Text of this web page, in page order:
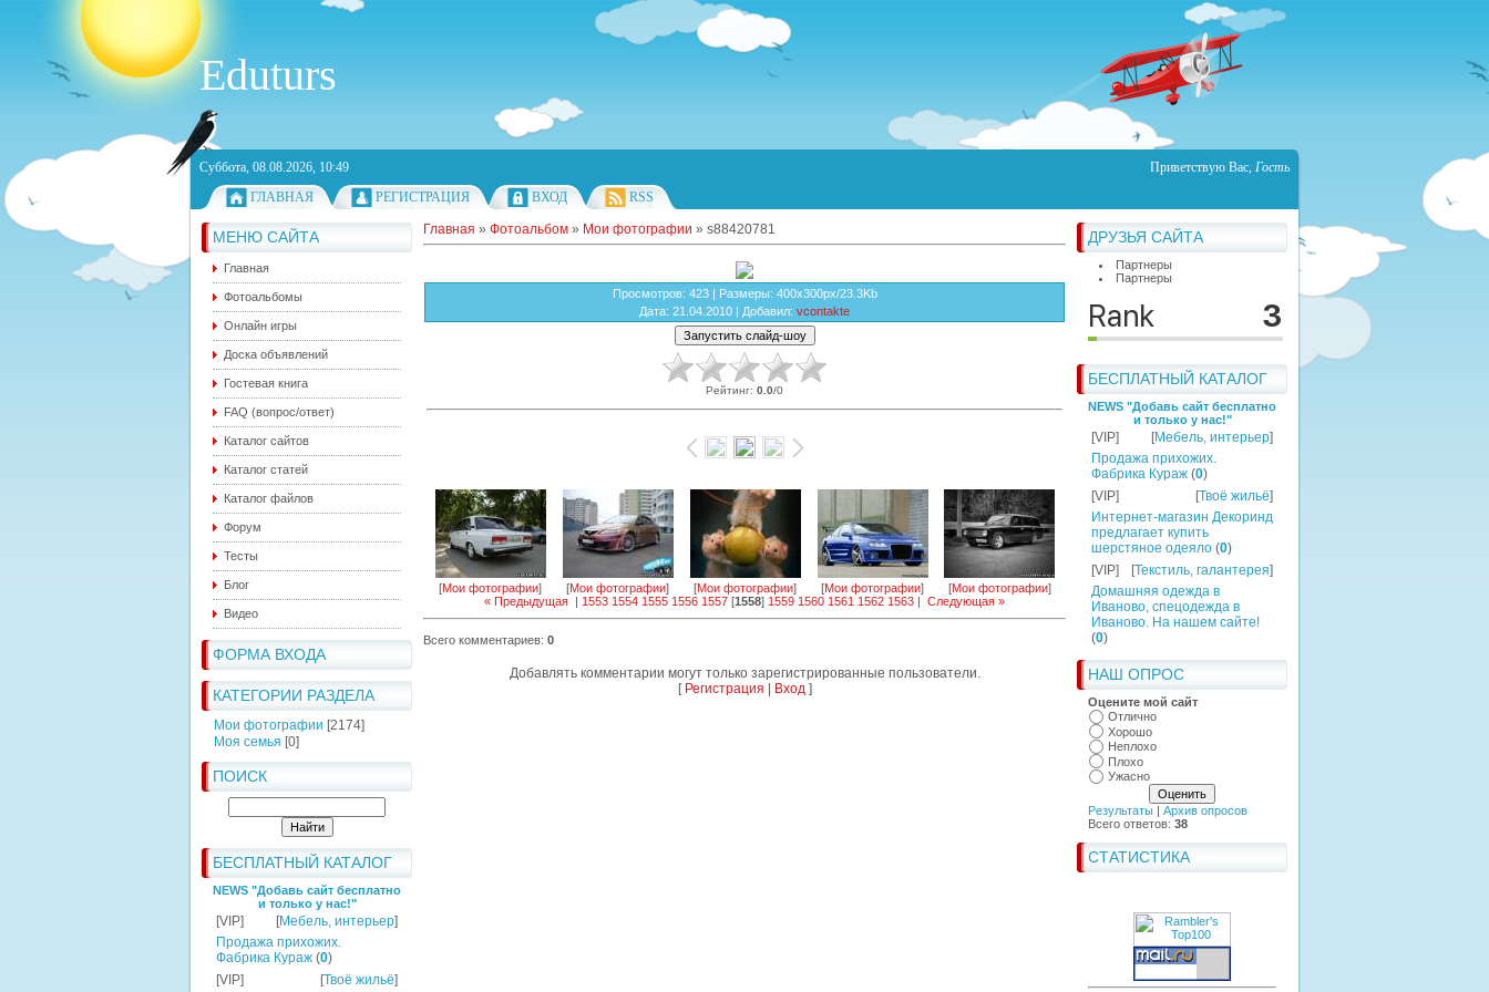
Eduturs
Суббота, 08.08.2026, 10:49 Приветствую Вас, Гость
ГЛАВНАЯ
РЕГИСТРАЦИЯ ВХОД RSS
МЕНЮ САЙТА
Главная
Фотоальбомы
Онлайн игры
Доска объявлений
Гостевая книга
FAQ (вопрос/ответ)
Каталог сайтов
Каталог статей
Каталог файлов
Форум
Тесты
Блог
Видео
ФОРМА ВХОДА
КАТЕГОРИИ РАЗДЕЛА
Мои фотографии [2174]
Моя семья [0]
ПОИСК
БЕСПЛАТНЫЙ КАТАЛОГ
NEWS "Добавь сайт бесплатно
и только у нас!"
[VIP] [Мебель, интерьер]
Продажа прихожих.
Фабрика Кураж (0)
[VIP]
[Твоё жильё]
ДРУЗЬЯ САЙТА
Партнеры
Партнеры
БЕСПЛАТНЫЙ КАТАЛОГ
NEWS "Добавь сайт бесплатно
и только у нас!"
[VIP] [Мебель, интерьер]
Продажа прихожих.
Фабрика Кураж (0)
[VIP]
[Твоё жильё]
Интернет-магазин Декоринд
предлагает купить
шерстяное одеяло (0)
[VIP]
[Текстиль, галантерея]
Домашняя одежда в
Иваново, спецодежда в
Иваново. На нашем сайте!
(0)
НАШ ОПРОС
Оцените мой сайт
Отлично
Хорошо
Неплохо
Плохо
Ужасно
Результаты | Архив опросов
Всего ответов: 38
СТАТИСТИКА
Главная » Фотоальбом » Мои фотографии » s88420781
Просмотров: 423 | Размеры: 400x300px/23.3Kb
Дата: 21.04.2010 | Добавил: vcontakte
Рейтинг: 0.0/0
[Мои фотографии] [Мои фотографии] [Мои фотографии] [Мои фотографии] [Мои фотографии]
« Предыдущая | 1553 1554 1555 1556 1557 [1558] 1559 1560 1561 1562 1563 | Следующая »
Всего комментариев: 0
Добавлять комментарии могут только зарегистрированные пользователи.
[ Регистрация Вход]